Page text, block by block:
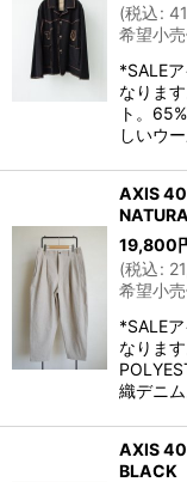
(税込:
希望小
*SALE
なりま
ト。
しいウ
AXIS
19,800
(税込:
希望小
*SALE
なりま
織デニ
AXIS
BLACK